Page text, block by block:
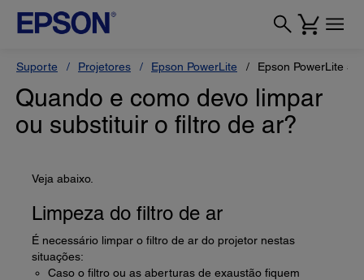
Suporte Projetores Epson PowerLite Epson PowerLite
Quando e como devo limpar
ou substituir o filtro de ar?
Veja abaixo.
Limpeza do filtro de ar
É necessário limpar o filtro de ar do projetor nestas
situações:
Caso o filtro ou as aberturas de exaustão fiquem